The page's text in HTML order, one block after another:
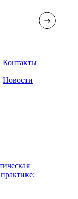
Контакты
Новости